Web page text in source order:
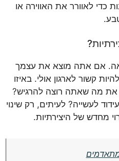
כדי לאוורר את האווירה או
אם אתה מוצא את עצמך
קשור לארגון אולי. באיזו
את מה שאתה רוצה להרגיש?
לעשייה? לעיתים, רק שינוי
מחדש של היצירתיות.